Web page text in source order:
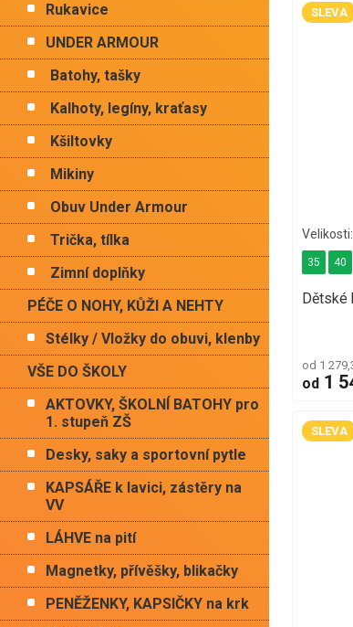
Rukavice
UNDER ARMOUR
Batohy, tašky
Kalhoty, legíny, kraťasy
Kšiltovky
Mikiny
Obuv Under Armour
Trička, tílka
Zimní doplňky
PÉČE O NOHY, KŮŽI A NEHTY
Stélky / Vložky do obuvi, klenby
VŠE DO ŠKOLY
AKTOVKY, ŠKOLNÍ BATOHY pro
1. stupeň ZŠ
Desky, saky a sportovní pytle
KAPSÁŘE k lavici, zástěry na
VV
LÁHVE na pití
Magnetky, přívěšky, blikačky
PENĚŽENKY, KAPSIČKY na krk
SLEVA
Dětské
od 1
od 1
35 40
SLEVA